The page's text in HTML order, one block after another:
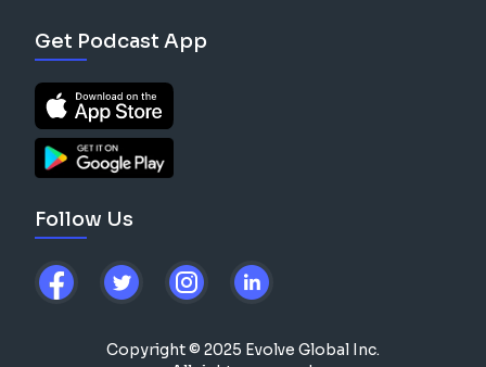
Get Podcast App
Follow Us
Copyright © 2025 Evolve Global Inc.